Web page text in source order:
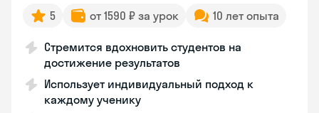
5 от 1590 ₽ за урок 10 лет опыта
Стремится вдохновить студентов на
достижение результатов
Использует индивидуальный подход к
каждому ученику